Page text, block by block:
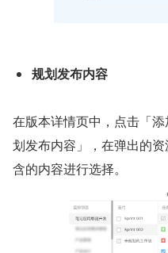
规划发布内容
在版本详情页中，点击「
划发布内容」，在弹出的
含的内容进行选择。